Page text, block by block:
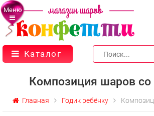
Меню
Каталог
Композиция шаров
Главная Годик ребёнку